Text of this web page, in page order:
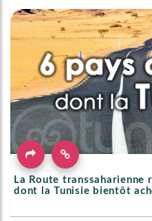
La Route
dont la Tunisie bientôt